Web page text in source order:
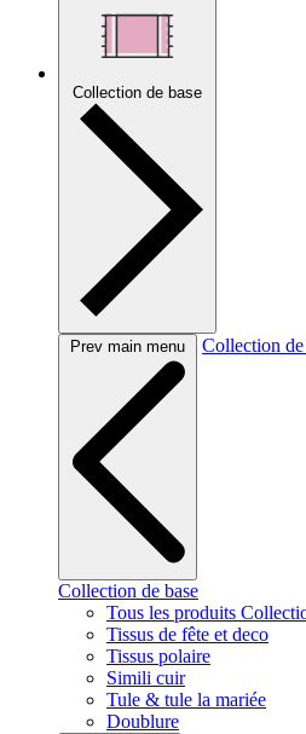
Collection de base
Prev main menu Collection de
Collection de base
Tous les produits
Tissus de fête et deco
Tissus polaire
Simili cuir
Tule & tule la mariée
Doublure